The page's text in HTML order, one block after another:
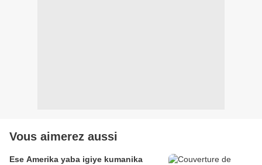
Vous aimerez aussi
Ese Amerika yaba igiye kumanika